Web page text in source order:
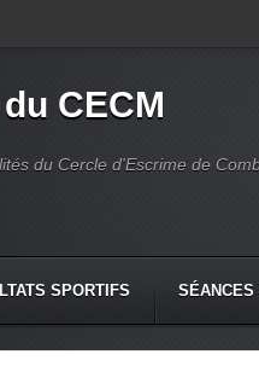
CECM
du Cercle d'Escrime de
SPORTIFS SÉANCES